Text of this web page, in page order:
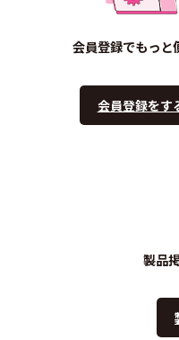
会員登録でもっと
会員登録をす
製品